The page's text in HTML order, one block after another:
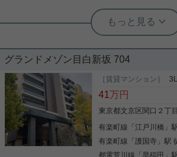
実用春日ホーム 茗荷谷店 松下諒平
駅徒歩10分以内
ており、過ごしやすい
配ボックスに荷物を預
で直接対応する必要は
気にする必要はありま
で安全面でも優れてお
シューズボックスなど
用することも可能です
写真(9)
グランドメゾン目白新坂 704
［賃貸マンション］
41万円
東京都文京区関口２丁
有楽町線 「江戸川橋 」
有楽町線 「護国寺 」駅